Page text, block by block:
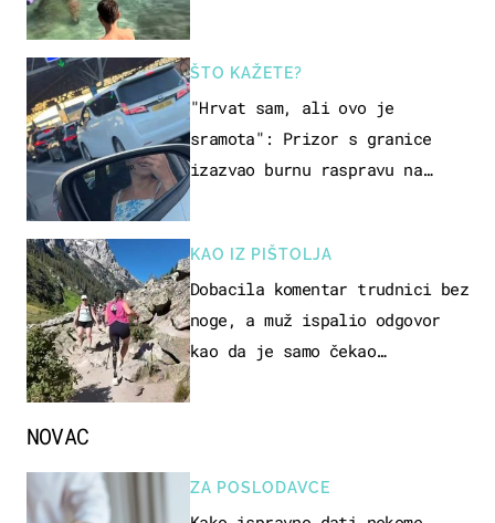
ŠTO KAŽETE?
"Hrvat sam, ali ovo je
sramota": Prizor s granice
izazvao burnu raspravu na
KAO IZ PIŠTOLJA
Dobacila komentar trudnici bez
noge, a muž ispalio odgovor
kao da je samo čekao…
NOVAC
ZA POSLODAVCE